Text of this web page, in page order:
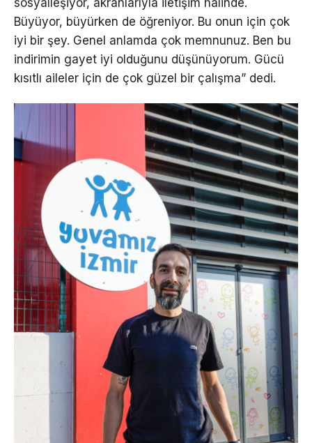
sosyalleşiyor, akranlarıyla iletişim halinde.
Büyüyor, büyürken de öğreniyor. Bu onun için çok
iyi bir şey. Genel anlamda çok memnunuz. Ben bu
indirimin gayet iyi olduğunu düşünüyorum. Gücü
kısıtlı aileler için de çok güzel bir çalışma” dedi.